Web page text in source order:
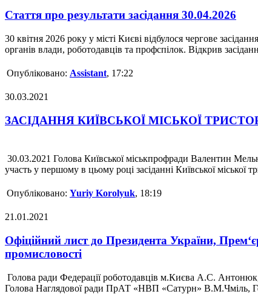
Стаття про результати засідання 30.04.2026
30 квітня 2026 року у місті Києві відбулося чергове
органів влади, роботодавців та профспілок. Відкрив
Опубліковано: Assistant, 17:22
30.03.2021
ЗАСІДАННЯ КИЇВСЬКОЇ МІСЬКОЇ
30.03.2021 Голова Київської міськпрофради Валентин
участь у першому в цьому році засіданні Київської міської
Опубліковано: Yuriy Korolyuk, 18:19
21.01.2021
Офіційний лист до Президента України,
промисловості
Голова ради Федерації роботодавців м.Києва А.С.
Голова Наглядової ради ПрАТ «НВП «Сатурн» В.М.Чміль,